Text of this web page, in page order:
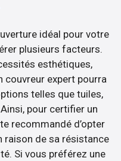
idéal pour votre
plusieurs facteurs.
esthétiques,
couvreur expert pourra
telles que tuiles,
pour certifier un
recommandé d’opter
raison de sa résistance
Si vous préférez une